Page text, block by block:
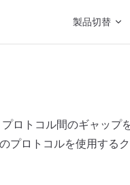
製品切替
ロトコル間のギャップ
プロトコルを使用する